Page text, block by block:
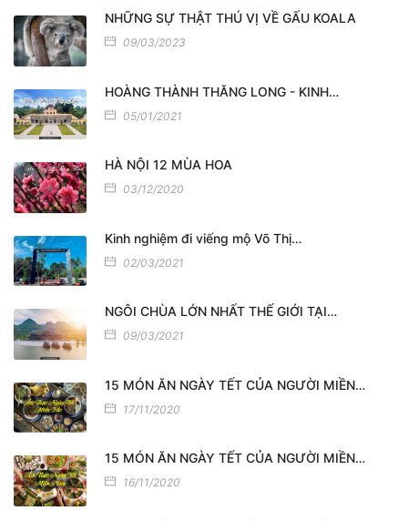
NHỮNG SỰ THẬT THÚ VỊ VỀ GẤU KOALA
09/03/2023
HOÀNG THÀNH THĂNG LONG - KINH…
05/01/2021
HÀ NỘI 12 MÙA HOA
03/12/2020
Kinh nghiệm đi viếng mộ Võ Thị…
02/03/2021
NGÔI CHÙA LỚN NHẤT THẾ GIỚI TẠI…
09/03/2021
15 MÓN ĂN NGÀY TẾT CỦA NGƯỜI MIỀN…
17/11/2020
15 MÓN ĂN NGÀY TẾT CỦA NGƯỜI MIỀN…
16/11/2020